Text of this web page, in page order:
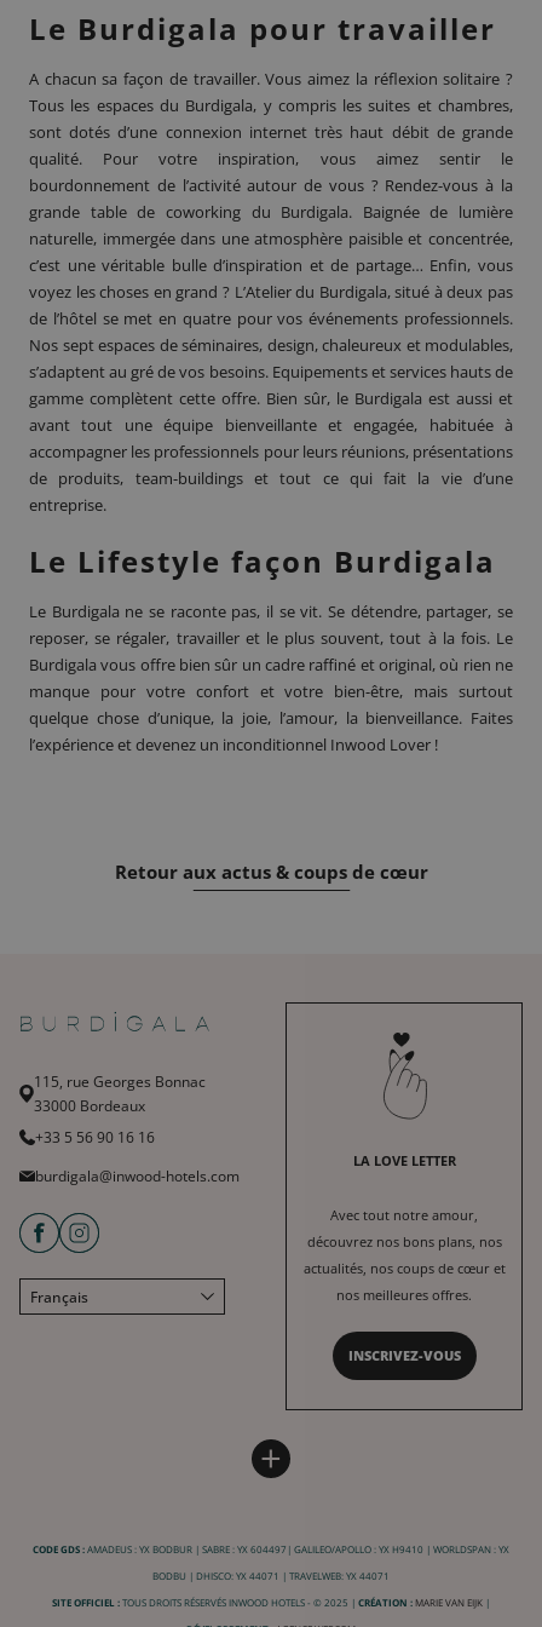
Le Burdigala pour travailler
A chacun sa façon de travailler. Vous aimez la réflexion solitaire ?
Tous les espaces du Burdigala, y compris les suites et chambres,
sont dotés d’une connexion internet très haut débit de grande
qualité. Pour votre inspiration, vous aimez sentir le
bourdonnement de l’activité autour de vous ? Rendez-vous à la
grande table de coworking du Burdigala. Baignée de lumière
naturelle, immergée dans une atmosphère paisible et concentrée,
c’est une véritable bulle d’inspiration et de partage… Enfin, vous
voyez les choses en grand ? L’Atelier du Burdigala, situé à deux pas
de l’hôtel se met en quatre pour vos événements professionnels.
Nos sept espaces de séminaires, design, chaleureux et modulables,
s’adaptent au gré de vos besoins. Equipements et services hauts de
gamme complètent cette offre. Bien sûr, le Burdigala est aussi et
avant tout une équipe bienveillante et engagée, habituée à
accompagner les professionnels pour leurs réunions, présentations
de produits, team-buildings et tout ce qui fait la vie d’une
entreprise.
Le Lifestyle façon Burdigala
Le Burdigala ne se raconte pas, il se vit. Se détendre, partager, se
reposer, se régaler, travailler et le plus souvent, tout à la fois. Le
Burdigala vous offre bien sûr un cadre raffiné et original, où rien ne
manque pour votre confort et votre bien-être, mais surtout
quelque chose d’unique, la joie, l’amour, la bienveillance. Faites
l’expérience et devenez un inconditionnel Inwood Lover !
Retour aux actus & coups de cœur
115, rue Georges Bonnac
33000 Bordeaux
+33 5 56 90 16 16
burdigala@inwood-hotels.com
Français
Conditions générales d'utilisation
À propos
Charte RSE
Nos destinations
LABELS & CERTIFICATIONS
LA LOVE LETTER
Avec tout notre amour,
découvrez nos bons plans, nos
actualités, nos coups de cœur et
nos meilleures offres.
INSCRIVEZ-VOUS
+
CODE GDS :AMADEUS : YX BODBUR | SABRE : YX 604497| GALILEO/APOLLO : YX H9410 | WORLDSPAN : YX
BODBU | DHISCO: YX 44071 | TRAVELWEB: YX 44071
SITE OFFICIEL :TOUS DROITS RÉSERVÉS INWOOD HOTELS - © 2025 | CRÉATION :MARIE VAN EIJK |